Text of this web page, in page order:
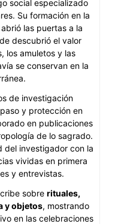
social especializado
Su formación en la
abrió las puertas a la
descubrió el valor
los amuletos y las
se conservan en la
de investigación
y protección en
en publicaciones
de lo sagrado.
del investigador con la
vividas en primera
y entrevistas.
sobre rituales,
y objetos, mostrando
en las celebraciones